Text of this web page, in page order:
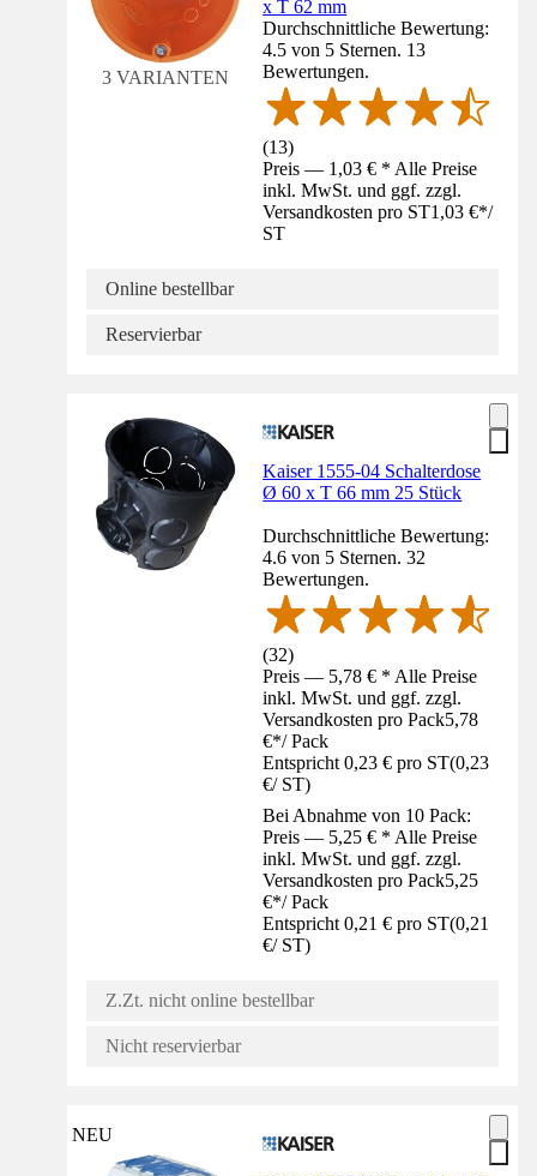
3 VARIANTEN
x T 62 mm
Durchschnittliche Bewertung:
4.5 von 5 Sternen. 13
Bewertungen.
(13)
Preis — 1,03 € * Alle Preise
inkl. MwSt. und ggf. zzgl.
Versandkosten pro ST1,03 €*/
ST
Online bestellbar
Reservierbar
Kaiser 1555-04 Schalterdose
Ø 60 x T 66 mm 25 Stück
Durchschnittliche Bewertung:
4.6 von 5 Sternen. 32
Bewertungen.
(32)
Preis — 5,78 € * Alle Preise
inkl. MwSt. und ggf. zzgl.
Versandkosten pro Pack5,78
€*/ Pack
Entspricht 0,23 € pro ST(0,23
€/ ST)
Bei Abnahme von 10 Pack:
Preis — 5,25 € * Alle Preise
inkl. MwSt. und ggf. zzgl.
Versandkosten pro Pack5,25
€*/ Pack
Entspricht 0,21 € pro ST(0,21
€/ ST)
Z.Zt. nicht online bestellbar
Nicht reservierbar
NEU